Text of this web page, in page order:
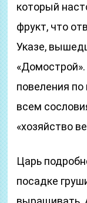
который
фрукт, что
Указе,
повеления по
всем
«хозяйство
Царь
посадке